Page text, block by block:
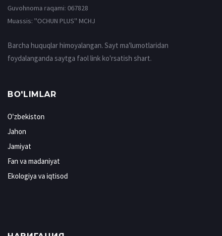
Guvohnoma raqami: 067828
Muassis: ''OCHUN PLUS'' MCHJ
Barcha huquqlar himoyalangan. Sayt ma'lumotlaridan
foydalanganda saytga faol link ko'rsatish shart.
BO'LIMLAR
O'zbekiston
Jahon
Jamiyat
Fan va madaniyat
Ekologiya va iqtisod